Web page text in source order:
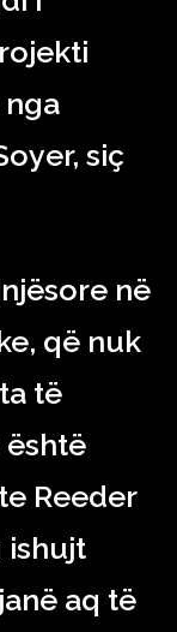
siç
në
që nuk
të
Reeder
ishujt
aq të